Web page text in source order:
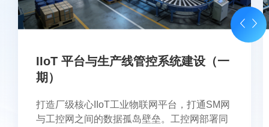
IIoT 平台与生产线管控系统建设（一
期）
打造厂级核心IIoT工业物联网平台，打通SM网
与工控网之间的数据孤岛壁垒。工控网部署同